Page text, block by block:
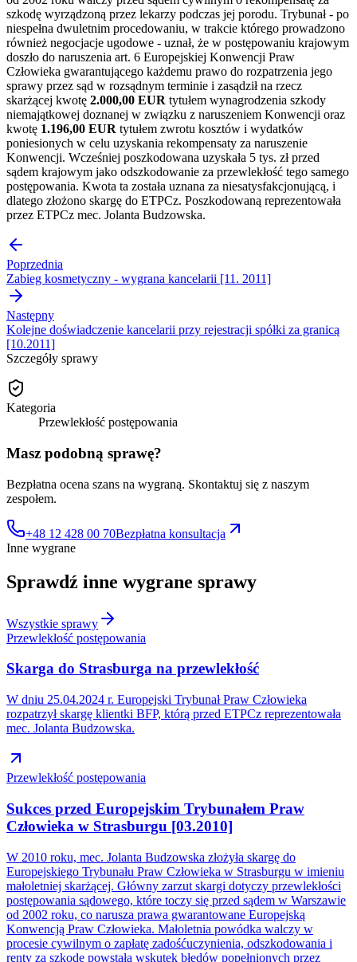
szkodę wyrządzoną przez lekarzy podczas jej porodu. Trybunał - po
niespełna dwuletnim procedowaniu, w trakcie którego prowadzono
również negocjacje ugodowe - uznał, że w postępowaniu krajowym
doszło do naruszenia art. 6 Europejskiej Konwencji Praw
Człowieka gwarantującego każdemu prawo do rozpatrzenia jego
sprawy przez sąd w rozsądnym terminie i zasądził na rzecz
skarżącej kwotę 2.000,00 EUR tytułem wynagrodzenia szkody
niemajątkowej doznanej w związku z naruszeniem Konwencji oraz
kwotę 1.196,00 EUR tytułem zwrotu kosztów i wydatków
poniesionych w celu uzyskania rekompensaty za naruszenie
Konwencji. Wcześniej poszkodowana uzyskała 5 tys. zł przed
sądem krajowym jako odszkodowanie za przewlekłość tego samego
postępowania. Kwota ta została uznana za niesatysfakcjonującą, i
dlatego złożono skargę do ETPCz. Poszkodowaną reprezentowała
przez ETPCz mec. Jolanta Budzowska.
Poprzednia
Zabieg kosmetyczny - wygrana kancelarii [11. 2011]
Następny
Kolejne doświadczenie kancelarii przy rejestracji spółki za granicą
[10.2011]
Szczegóły sprawy
Kategoria
Przewlekłość postępowania
Masz podobną sprawę?
Bezpłatna ocena szans na wygraną. Skontaktuj się z naszym
zespołem.
+48 12 428 00 70Bezpłatna konsultacja
Inne wygrane
Sprawdź inne wygrane sprawy
Wszystkie sprawy
Przewlekłość postępowania
Skarga do Strasburga na przewlekłość
W dniu 25.04.2024 r. Europejski Trybunał Praw Człowieka
rozpatrzył skargę klientki BFP, którą przed ETPCz reprezentowała
mec. Jolanta Budzowska.
Przewlekłość postępowania
Sukces przed Europejskim Trybunałem Praw
Człowieka w Strasburgu [03.2010]
W 2010 roku, mec. Jolanta Budzowska złożyła skargę do
Europejskiego Trybunału Praw Człowieka w Strasburgu w imieniu
małoletniej skarżącej. Główny zarzut skargi dotyczy przewlekłości
postępowania sądowego, które toczy się przed sądem w Warszawie
od 2002 roku, co narusza prawa gwarantowane Europejską
Konwencją Praw Człowieka. Małoletnia powódka walczy w
procesie cywilnym o zapłatę zadośćuczynienia, odszkodowania i
renty za szkodę powstałą wskutek błędów popełnionych przez